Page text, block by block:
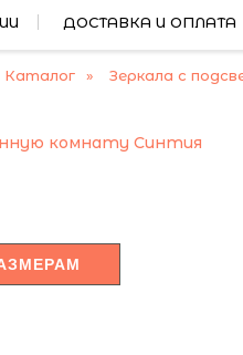
ДОСТАВКА И ОПЛАТА
Каталог Зеркала с